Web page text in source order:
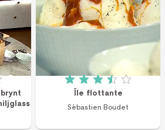
av 5 (20 röster) Betyg: 3.5 av 5
Île flottante
Sébastien Boudet